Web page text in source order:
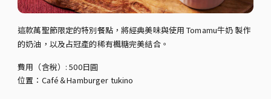
這款萬聖節限定的特別餐點，將經典美味與使用 Tomamu牛奶 製作
的奶油，以及占冠產的稀有楓糖完美結合。
費用（含稅）: 500日圓
位置：Café＆Hamburger tukino